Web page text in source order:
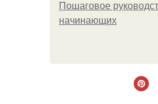
Пошаговое
начинающих